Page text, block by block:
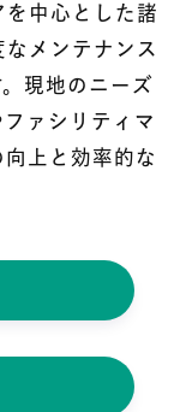
中心とした諸
メンテナンス
現地のニーズ
ァシリティマ
上と効率的な